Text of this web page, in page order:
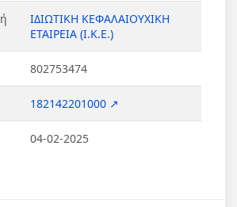
ΙΔΙΩΤΙΚΗ ΚΕΦΑΛΑΙΟΥΧΙΚΗ
ΕΤΑΙΡΕΙΑ (Ι.Κ.Ε.)
802753474
182142201000 ↗
04-02-2025